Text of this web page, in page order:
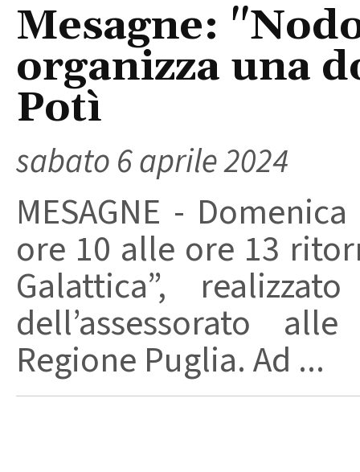
Mesagne:
organizza una
Potì
sabato 6 aprile 2024
MESAGNE -
ore 10 alle ore 13
Galattica”,
dell’assessorato
Regione Puglia. Ad ...